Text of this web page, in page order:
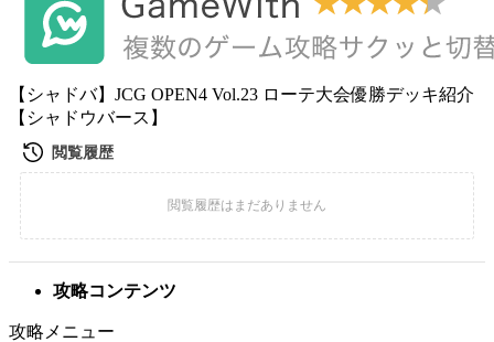
【シャドバ】JCG OPEN4 Vol.23 ローテ大会優勝デッキ紹介
【シャドウバース】
攻略コンテンツ
攻略メニュー